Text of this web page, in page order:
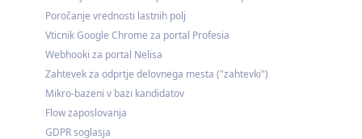
Poročanje vrednosti lastnih polj
Vticnik Google Chrome za portal Profesia
Webhooki za portal Nelisa
Zahtevek za odprtje delovnega mesta ("zahtevki")
Mikro-bazeni v bazi kandidatov
Flow zaposlovanja
GDPR soglasja